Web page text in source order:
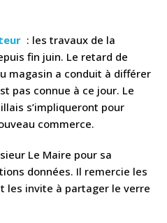
: les travaux de la
fin juin. Le retard de
magasin a conduit à différer
pas connue à ce jour. Le
s’impliqueront pour
commerce.
Le Maire pour sa
données. Il remercie les
les invite à partager le verre